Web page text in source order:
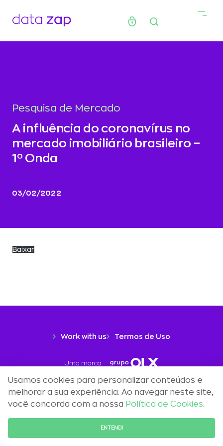
TALK TO A REPRESENTATIVE
Pesquisa de Mercado
A influência do coronavírus no
mercado imobiliário brasileiro –
1º Onda
03/02/2022
Baixar
Work with us Termos de Uso
Uma marca
Usamos cookies para personalizar conteúdos e
melhorar a sua experiência. Ao navegar neste site,
você concorda com a nossa Política de Cookies.
ENTENDI